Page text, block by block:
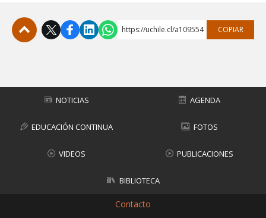
https://uchile.cl/a109554 COPIAR
NOTICIAS AGENDA
EDUCACIÓN CONTINUA FOTOS
VIDEOS PUBLICACIONES
BIBLIOTECA
Contacto